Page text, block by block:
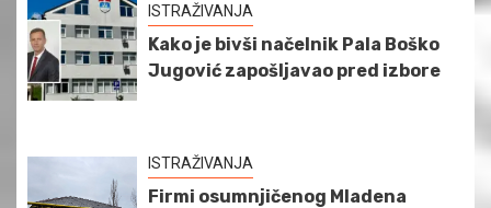
ISTRAŽIVANJA
Kako je bivši načelnik Pala Boško
Jugović zapošljavao pred izbore
ISTRAŽIVANJA
Firmi osumnjičenog Mladena